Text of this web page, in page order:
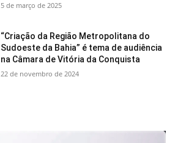
5 de março de 2025
“Criação da Região Metropolitana do
Sudoeste da Bahia” é tema de audiência
na Câmara de Vitória da Conquista
22 de novembro de 2024